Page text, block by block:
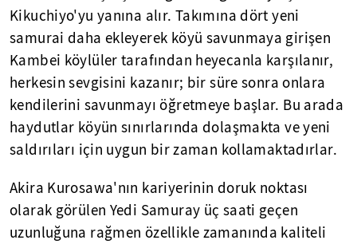
Kikuchiyo'yu yanına alır. Takımına dört yeni
samurai daha ekleyerek köyü savunmaya girişen
Kambei köylüler tarafından heyecanla karşılanır,
herkesin sevgisini kazanır; bir süre sonra onlara
kendilerini savunmayı öğretmeye başlar. Bu arada
haydutlar köyün sınırlarında dolaşmakta ve yeni
saldırıları için uygun bir zaman kollamaktadırlar.
Akira Kurosawa'nın kariyerinin doruk noktası
olarak görülen Yedi Samuray üç saati geçen
uzunluğuna rağmen özellikle zamanında kaliteli